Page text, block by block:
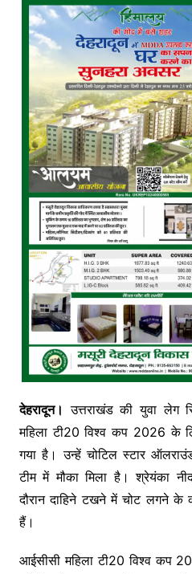
देहरादून। उत्तराखंड की युवा लेग
महिला टी20 विश्व कप 2026 के
गया है। उन्हें चोटिल स्टार
टीम में मौका मिला है। श्रेयंका
दौरान दाहिने टखने में चोट लगने के
हैं।
आईसीसी महिला टी20 विश्व कप